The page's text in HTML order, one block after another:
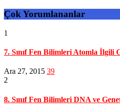
Çok Yorumlananlar
1
7. Sınıf Fen Bilimleri Atomla İlgili
Ara 27, 2015 39
2
8. Sınıf Fen Bilimleri DNA ve